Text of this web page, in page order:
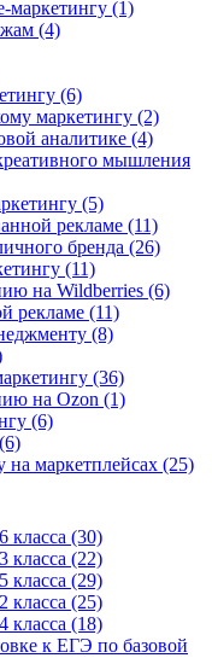
маркетингу (1)
(4)
(6)
маркетингу (2)
аналитике (4)
мышления
(5)
рекламе (11)
бренда (26)
(11)
на Wildberries (6)
рекламе (11)
(8)
(36)
на Ozon (1)
(6)
маркетплейсах (25)
класса (30)
класса (22)
класса (29)
класса (25)
класса (18)
к ЕГЭ по базовой